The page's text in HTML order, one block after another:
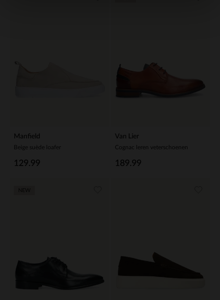
Manfield
Beige suède loafer
129.99
Van Lier
Cognac leren veterschoenen
189.99